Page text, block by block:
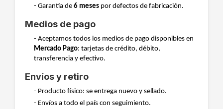
- Garantía de 6 meses por defectos de fabricación.
Medios de pago
- Aceptamos todos los medios de pago disponibles en
Mercado Pago: tarjetas de crédito, débito,
transferencia y efectivo.
Envíos y retiro
- Producto físico: se entrega nuevo y sellado.
- Envíos a todo el país con seguimiento.